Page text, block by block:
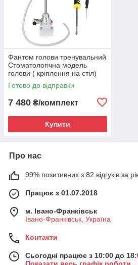
Фантом голови тренувальний
Стоматологічна модель
голови ( кріплення на стіл)
Готово до відправки
7 480 ₴/комплект
Купити
Про нас
99% позитивних з 82 відгуків за
Працює з 01.07.2018
м. Івано-Франківськ
Івано-Франківськ, Україна
Контакти
Сьогодні працює з 10:00 до